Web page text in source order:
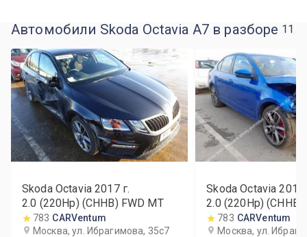
Автомобили Skoda Octavia A7 в разборе 11
Skoda Octavia 2017г.
2.0 (220Hp) (CHHB) FWD MT
783 CARVentum
Москва, ул. Ибрагимова, 35с7
Skoda Octavia 2015
2.0 (220Hp) (CHHB)
783 CARVentum
Москва, ул.